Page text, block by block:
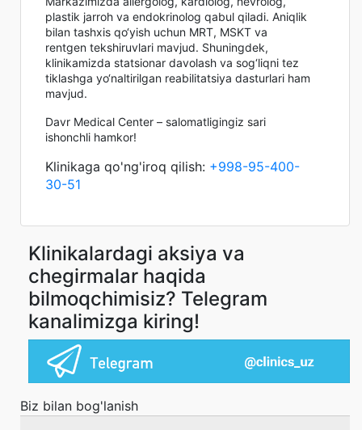
plastik jarroh va endokrinolog qabul qiladi. Aniqlik
bilan tashxis qo‘yish uchun MRT, MSKT va
rentgen tekshiruvlari mavjud. Shuningdek,
klinikamizda statsionar davolash va sog‘liqni tez
tiklashga yo‘naltirilgan reabilitatsiya dasturlari ham
mavjud.
Davr Medical Center – salomatligingiz sari
ishonchli hamkor!
Klinikaga qo'ng'iroq qilish: +998-95-400-
30-51
Klinikalardagi aksiya va
chegirmalar haqida
bilmoqchimisiz? Telegram
kanalimizga kiring!
Biz bilan bog'lanish